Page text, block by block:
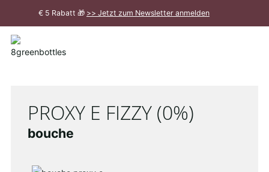
€ 5 Rabatt 🎁 >> Jetzt zum Newsletter anmelden
Meldung
PROXY E FIZZY (0%)
bouche